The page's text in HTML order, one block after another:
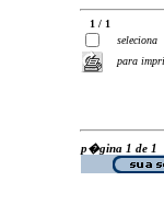
1 / 1
seleciona
para
p�gina 1 de 1